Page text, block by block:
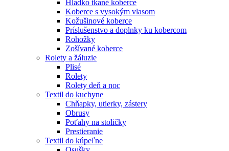
Hladko tkané koberce
Koberce s vysokým vlasom
Kožušinové koberce
Príslušenstvo a doplnky ku kobercom
Rohožky
Zošívané koberce
Rolety a žáluzie
Plisé
Rolety
Rolety deň a noc
Textil do kuchyne
Chňapky, utierky, zástery
Obrusy
Poťahy na stoličky
Prestieranie
Textil do kúpeľne